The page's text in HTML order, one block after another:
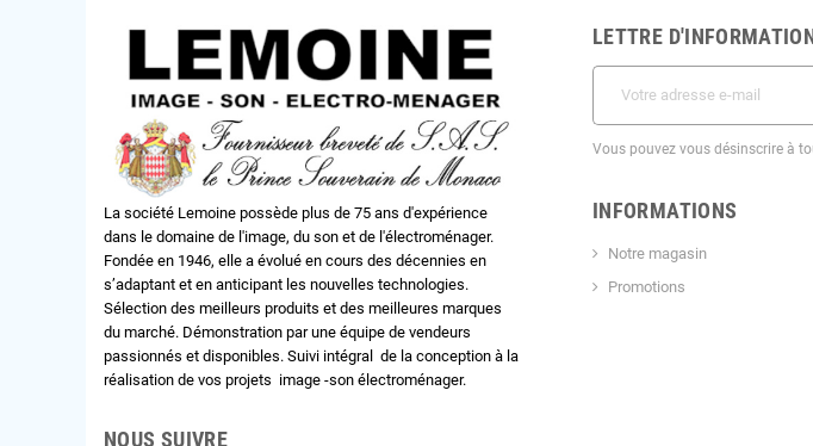
La société Lemoine possède plus de 75 ans d'expérience
dans le domaine de l'image, du son et de l'électroménager.
Fondée en 1946, elle a évolué en cours des décennies en
s’adaptant et en anticipant les nouvelles technologies.
Sélection des meilleurs produits et des meilleures marques
du marché. Démonstration par une équipe de vendeurs
passionnés et disponibles. Suivi intégral de la conception à la
réalisation de vos projets image -son électroménager.
NOUS SUIVRE
LETTRE
Vous pouvez vous désinscrire à
INFORMATIONS
Notre magasin
Promotions